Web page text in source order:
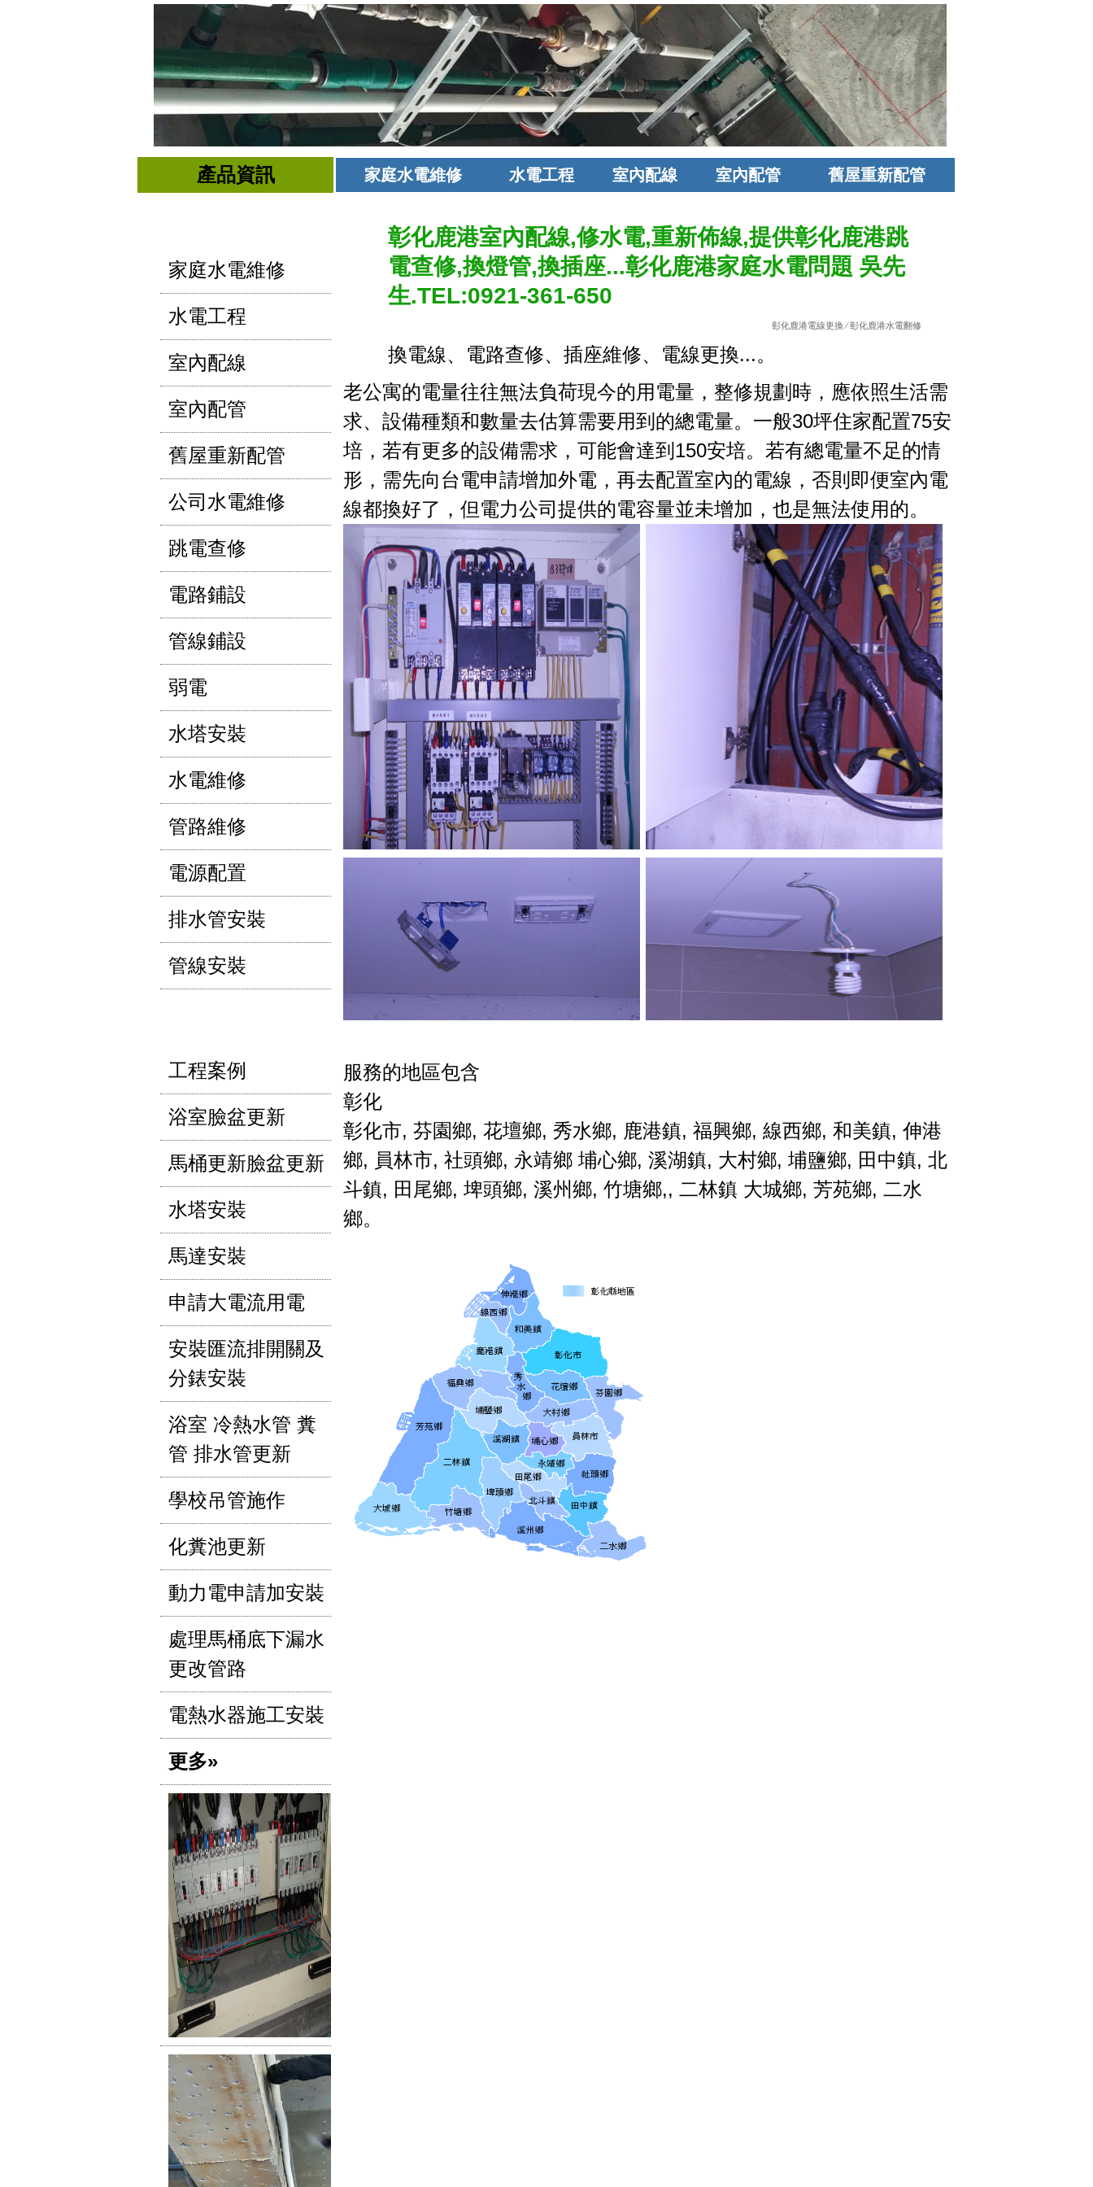
產品資訊 家庭水電維修 水電工程 室內配線 室內配管 舊屋重新配管
家庭水電維修
水電工程
室內配線
室內配管
舊屋重新配管
公司水電維修
跳電查修
電路鋪設
管線鋪設
弱電
水塔安裝
水電維修
管路維修
電源配置
排水管安裝
管線安裝
工程案例
浴室臉盆更新
馬桶更新臉盆更新
水塔安裝
馬達安裝
申請大電流用電
安裝匯流排開關及
分錶安裝
浴室 冷熱水管 糞
管 排水管更新
學校吊管施作
化糞池更新
動力電申請加安裝
處理馬桶底下漏水
更改管路
電熱水器施工安裝
更多»
彰化鹿港室內配線,修水電,重新佈線,提供彰化鹿港跳
電查修,換燈管,換插座...彰化鹿港家庭水電問題 吳先
生.TEL:0921-361-650
彰化鹿港電線更換⁄彰化鹿港水電翻修
換電線、電路查修、插座維修、電線更換...。
老公寓的電量往往無法負荷現今的用電量，整修規劃時，應依照生活需
求、設備種類和數量去估算需要用到的總電量。一般30坪住家配置75安
培，若有更多的設備需求，可能會達到150安培。若有總電量不足的情
形，需先向台電申請增加外電，再去配置室內的電線，否則即便室內電
線都換好了，但電力公司提供的電容量並未增加，也是無法使用的。
服務的地區包含
彰化
彰化市, 芬園鄉, 花壇鄉, 秀水鄉, 鹿港鎮, 福興鄉, 線西鄉, 和美鎮, 伸港
鄉, 員林市, 社頭鄉, 永靖鄉 埔心鄉, 溪湖鎮, 大村鄉, 埔鹽鄉, 田中鎮, 北
斗鎮, 田尾鄉, 埤頭鄉, 溪州鄉, 竹塘鄉,, 二林鎮 大城鄉, 芳苑鄉, 二水
鄉。